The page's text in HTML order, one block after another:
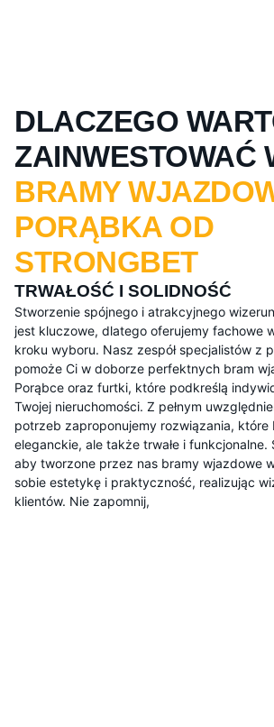
DLACZEGO
ZAINWESTOWAĆ
BRAMY
PORĄBKA OD
STRONGBET
TRWAŁOŚĆ I SOLIDNOŚĆ
Stworzenie spójnego i atrakcyjnego
jest kluczowe, dlatego oferujemy fachowe
kroku wyboru. Nasz zespół specjalistów z
pomoże Ci w doborze perfektnych bram
Porąbce oraz furtki, które podkreślą
Twojej nieruchomości. Z pełnym
potrzeb zaproponujemy rozwiązania, które
eleganckie, ale także trwałe i funkcjonalne.
aby tworzone przez nas bramy wjazdowe
sobie estetykę i praktyczność, realizując
klientów. Nie zapomnij,